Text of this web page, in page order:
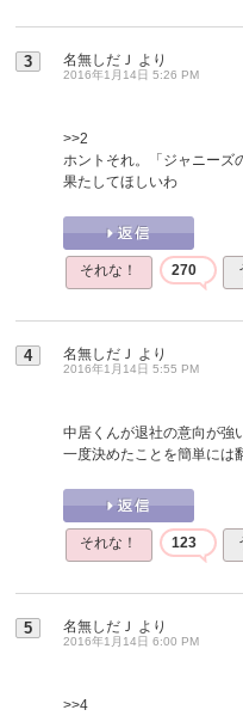
3 名無しだＪ より
2016年1月14日 5:26 PM
>>2
ホントそれ。「ジャニーズ
果たしてほしいわ
それな！ 270
4 名無しだＪ より
2016年1月14日 5:55 PM
中居くんが退社の意向が強
一度決めたことを簡単には
それな！ 123
5 名無しだＪ より
2016年1月14日 6:00 PM
>>4